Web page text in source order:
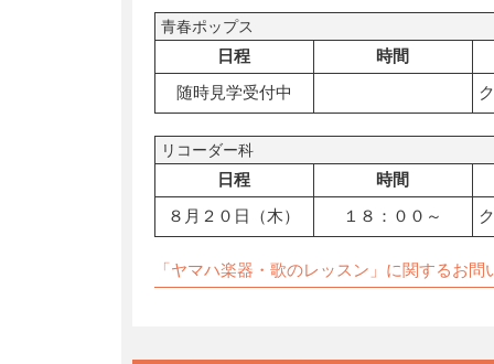
青春ポップス
日程
時間
随時見学受付中
リコーダー科
日程
時間
８月２０日（木）
１８：００～
「ヤマハ楽器・歌のレッスン」に関するお問